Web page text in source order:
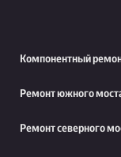
Компонентный
Ремонт южного
Ремонт северного